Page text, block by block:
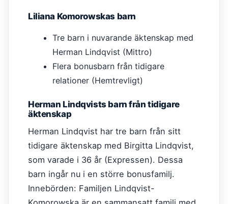
Liliana Komorowskas barn
Tre barn i nuvarande äktenskap med
Herman Lindqvist (Mittro)
Flera bonusbarn från tidigare
relationer (Hemtrevligt)
Herman Lindqvists barn från tidigare
äktenskap
Herman Lindqvist har tre barn från sitt
tidigare äktenskap med Birgitta Lindqvist,
som varade i 36 år (Expressen). Dessa
barn ingår nu i en större bonusfamilj.
Innebörden: Familjen Lindqvist-